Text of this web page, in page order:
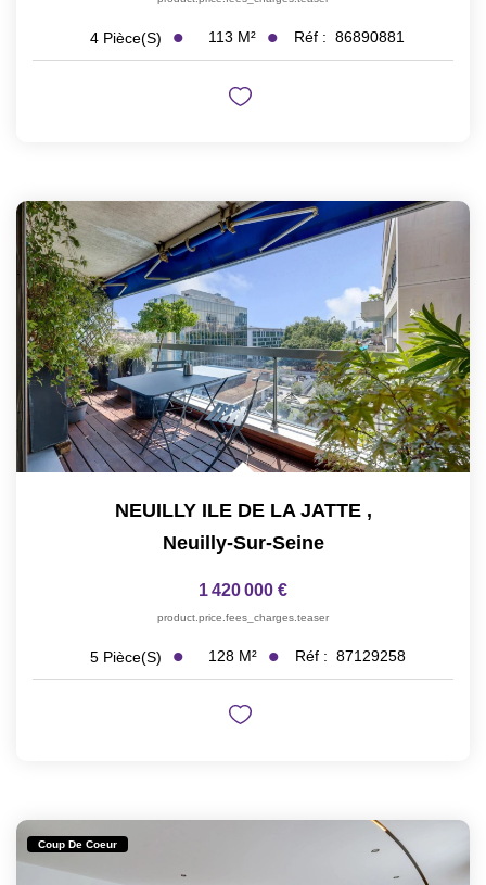
4 Pièce(s) 113 M² Réf : 86890881
NEUILLY ILE DE LA JATTE ,
Neuilly-Sur-Seine
1 420 000 €
product.price.fees_charges.teaser
5 Pièce(s) 128 M² Réf : 87129258
Coup De Coeur